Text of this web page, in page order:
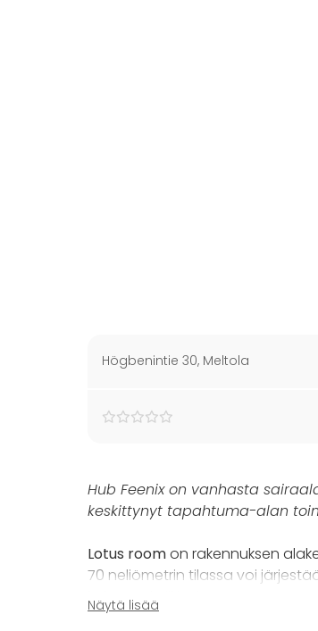
Högbenintie 30, Meltola
Hub Feenix on vanhasta
keskittynyt tapahtuma-alan
Lotus roomon rakennuksen
70 neliömetrin tilassa voi
kokoustekniikka ja Lotus room
Näytä lisää